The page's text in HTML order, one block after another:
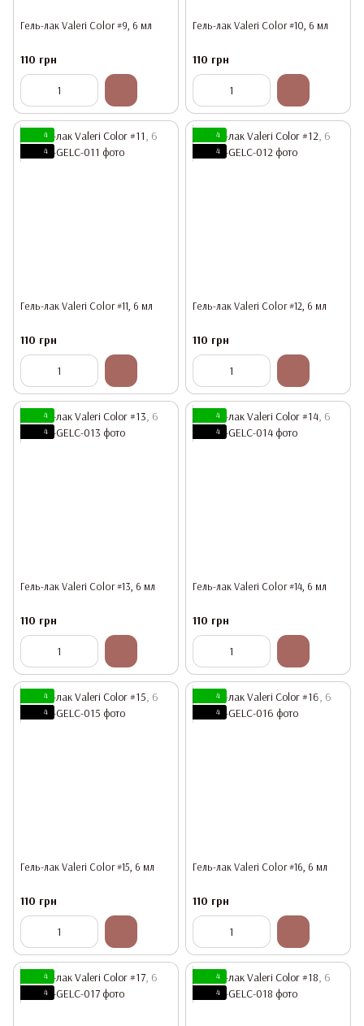
Гель-лак Valeri Color #9, 6 мл
110 грн
Гель-лак Valeri Color #10, 6 мл
110 грн
4
4
Гель-лак Valeri Color #11, 6 мл
110 грн
4
4
Гель-лак Valeri Color #12, 6 мл
110 грн
4
4
Гель-лак Valeri Color #13, 6 мл
110 грн
4
4
Гель-лак Valeri Color #14, 6 мл
110 грн
4
4
Гель-лак Valeri Color #15, 6 мл
110 грн
4
4
Гель-лак Valeri Color #16, 6 мл
110 грн
4
4
4
4